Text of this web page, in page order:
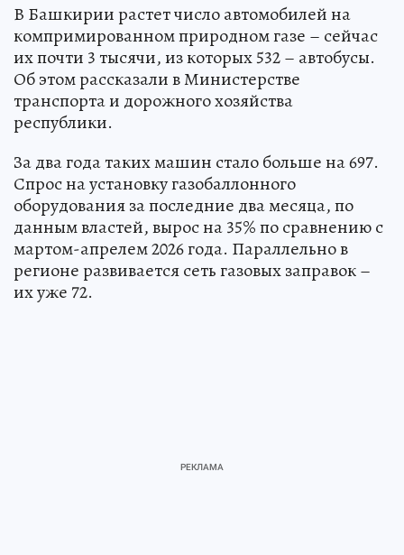
В Башкирии растет число автомобилей на
компримированном природном газе – сейчас
их почти 3 тысячи, из которых 532 – автобусы.
Об этом рассказали в Министерстве
транспорта и дорожного хозяйства
республики.
За два года таких машин стало больше на 697.
Спрос на установку газобаллонного
оборудования за последние два месяца, по
данным властей, вырос на 35% по сравнению с
мартом-апрелем 2026 года. Параллельно в
регионе развивается сеть газовых заправок –
их уже 72.